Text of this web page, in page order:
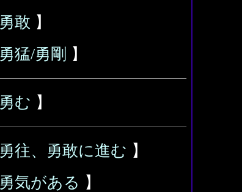
勇敢 】
勇猛/勇剛 】
勇む 】
勇往、勇敢に進む 】
勇気がある 】